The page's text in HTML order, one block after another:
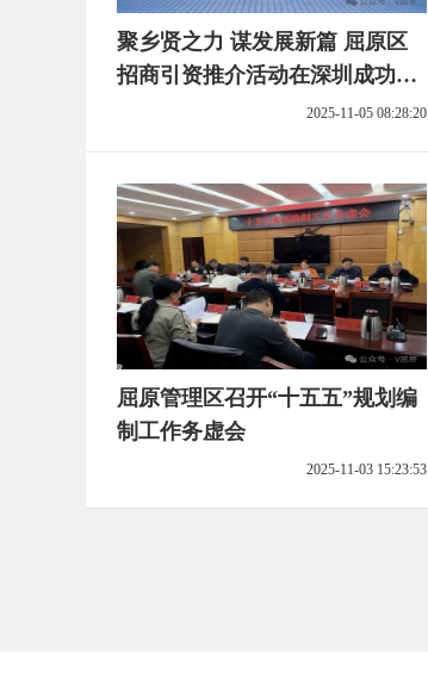
聚乡贤之力 谋发展新篇 屈原区
招商引资推介活动在深圳成功举
2025-11-05 08:28:20
屈原管理区召开“十五五”规划编
制工作务虚会
2025-11-03 15:23:53